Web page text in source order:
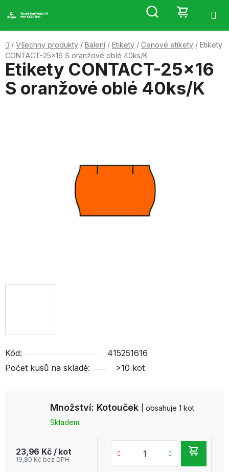
na
Hledat
KOŠÍK
Domů
/ Všechny produkty / Balení / Etikety / Cenové etikety / Etikety
CONTACT-25x16 S oranžové oblé 40ks/K
Množství: Kotouček
| obsahuje 1 kot
Skladem
23,96 Kč / kot
19,80 Kč bez DPH
Kód:
415251616
Počet kusů na skladě:
>10 kot
Etikety CONTACT-25x16
S oranžové oblé 40ks/K